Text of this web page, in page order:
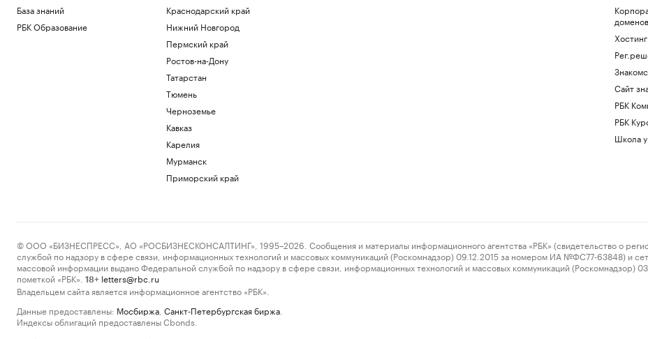
База знаний
РБК Образование
Краснодарский край
Нижний Новгород
Пермский край
Ростов-на-Дону
Татарстан
Тюмень
Черноземье
Кавказ
Карелия
Мурманск
Приморский край
доменов
Сайт
РБК
РБК
Школа
© ООО «БИЗНЕСПРЕСС», АО «РОСБИЗНЕСКОНСАЛТИНГ», 1995–2026. Сообщения и материалы информационного агентства «РБК» (свидетельство о
службой по надзору в сфере связи, информационных технологий и массовых коммуникаций (Роскомнадзор) 09.12.2015 за номером ИА №ФС77-63848) и
массовой информации выдано Федеральной службой по надзору в сфере связи, информационных технологий и массовых коммуникаций
пометкой «РБК».
18+ letters@rbc.ru
Владельцем сайта является информационное агентство «РБК».
Данные предоставлены: Мосбиржа Санкт-Петербургская биржа
Индексы облигаций предоставлены Cbonds.